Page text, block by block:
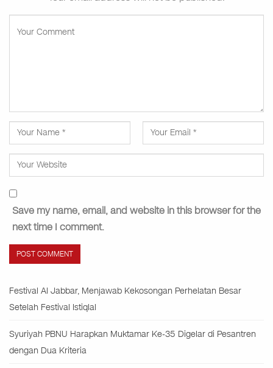
Save my name, email, and website in this browser for the
next time I comment.
Festival Al Jabbar, Menjawab Kekosongan Perhelatan Besar
Setelah Festival Istiqlal
Syuriyah PBNU Harapkan Muktamar Ke-35 Digelar di Pesantren
dengan Dua Kriteria